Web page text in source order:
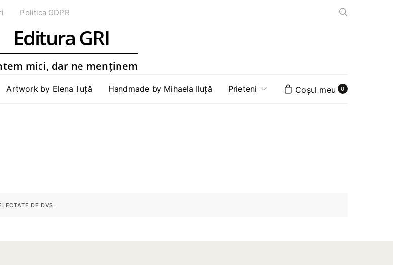
Politica GDPR
Editura GRI
mici, dar ne menținem
Artwork by Elena Iluță Handmade by Mihaela Iluță Prieteni 0
DE DVS.